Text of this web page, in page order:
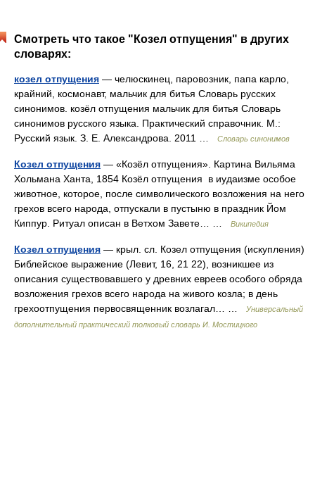
Смотреть что такое "Козел отпущения" в других
словарях:
козел отпущения — челюскинец, паровозник, папа карло,
крайний, космонавт, мальчик для битья Словарь русских
синонимов. козёл отпущения мальчик для битья Словарь
синонимов русского языка. Практический справочник. М.:
Русский язык. З. Е. Александрова. 2011 …
Словарь синонимов
Козел отпущения — «Козёл отпущения». Картина Вильяма
Хольмана Ханта, 1854 Козёл отпущения в иудаизме особое
животное, которое, после символического возложения на него
грехов всего народа, отпускали в пустыню в праздник Йом
Киппур. Ритуал описан в Ветхом Завете… …
Википедия
Козел отпущения — крыл. сл. Козел отпущения (искупления)
Библейское выражение (Левит, 16, 21 22), возникшее из
описания существовавшего у древних евреев особого обряда
возложения грехов всего народа на живого козла; в день
грехоотпущения первосвященник возлагал… …
Универсальный
дополнительный практический толковый словарь И. Мостицкого